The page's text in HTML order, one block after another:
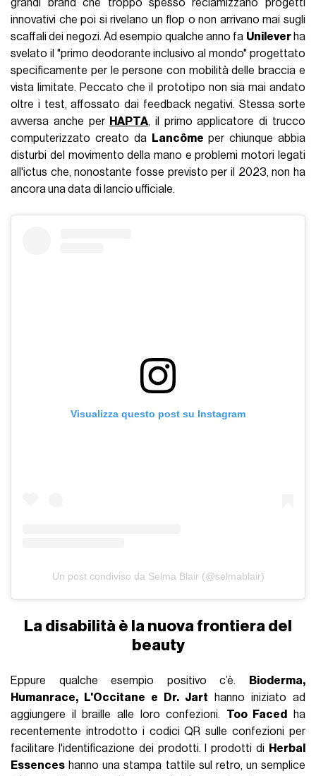
grandi brand che troppo spesso reclamizzano progetti
innovativi che poi si rivelano un flop o non arrivano mai sugli
scaffali dei negozi. Ad esempio qualche anno fa Unileverha
svelato il "primo deodorante inclusivo al mondo" progettato
specificamente per le persone con mobilità delle braccia e
vista limitate. Peccato che il prototipo non sia mai andato
oltre i test, affossato dai feedback negativi. Stessa sorte
avversa anche per HAPTA, il primo applicatore di trucco
computerizzato creato da
Lancôme per chiunque abbia
disturbi del movimento della mano e problemi motori legati
all'ictus che, nonostante fosse previsto per il 2023, non ha
ancora una data di lancio ufficiale.
Visualizza questo post su Instagram
Un post condiviso da Selma Blair (@selmablair)
La disabilità è la nuova frontiera del
beauty
Eppure qualche esempio positivo c’è.
Bioderma,
Humanrace, L'Occitane e Dr. Jart hanno iniziato ad
aggiungere il braille alle loro confezioni. Too Faced
ha
recentemente introdotto i codici QR sulle confezioni per
facilitare l'identificazione dei prodotti. I prodotti di
Herbal
Essences hanno una stampa tattile sul retro, un semplice